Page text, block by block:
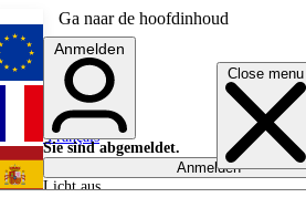
Ga naar de hoofdinhoud
Close menu
English
Français
Anmelden
Sie sind abgemeldet.
Anmelden
Licht aus